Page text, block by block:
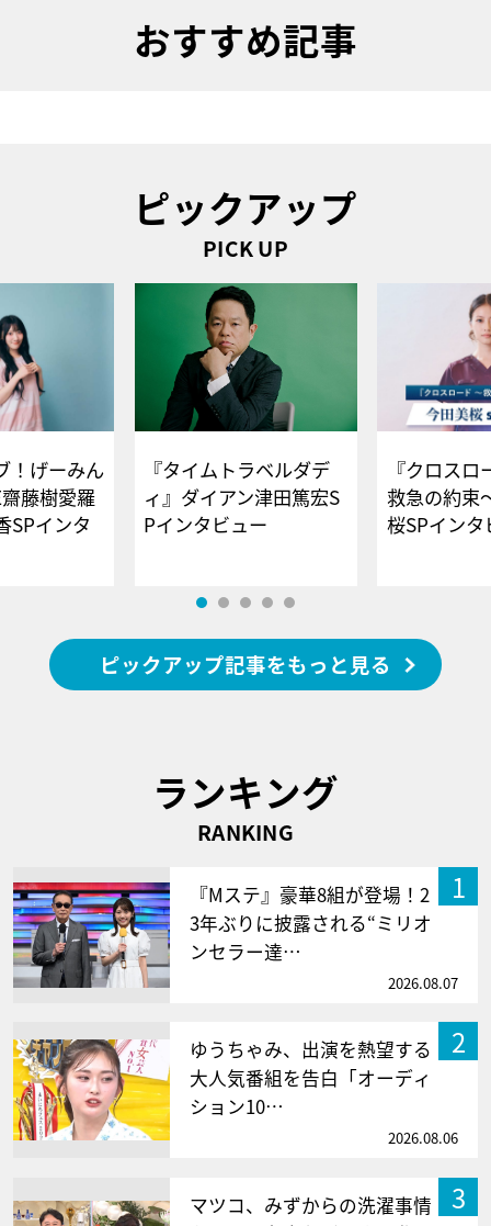
おすすめ記事
ピックアップ
PICK UP
！げーみん
藤樹愛羅
SPインタ
『タイムトラベルダデ
ィ』ダイアン津田篤宏S
Pインタビュー
『クロス
救急の約束
桜SPイ
ピックアップ記事をもっと見る
ランキング
RANKING
1
『Mステ』豪華8組が登場！2
3年ぶりに披露される“ミリオ
ンセラー達…
2026.08.07
2
ゆうちゃみ、出演を熱望する
大人気番組を告白「オーディ
ション10…
2026.08.06
3
マツコ、みずからの洗濯事情